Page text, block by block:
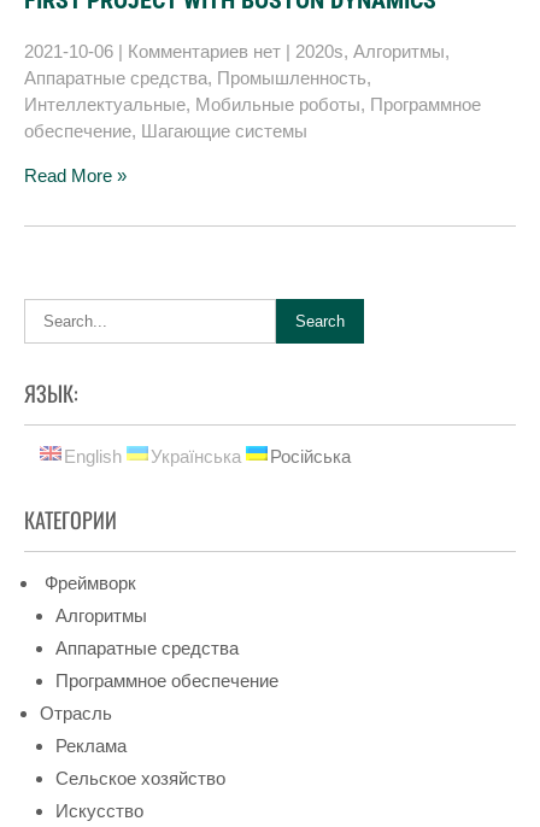
2021-10-06 | Комментариев нет | 2020s, Алгоритмы,
Аппаратные средства, Промышленность,
Интеллектуальные, Мобильные роботы, Программное
обеспечение, Шагающие системы
Read More »
ЯЗЫК:
English Українська Російська
КАТЕГОРИИ
Фреймворк
Алгоритмы
Аппаратные средства
Программное обеспечение
Отрасль
Реклама
Сельское хозяйство
Искусство